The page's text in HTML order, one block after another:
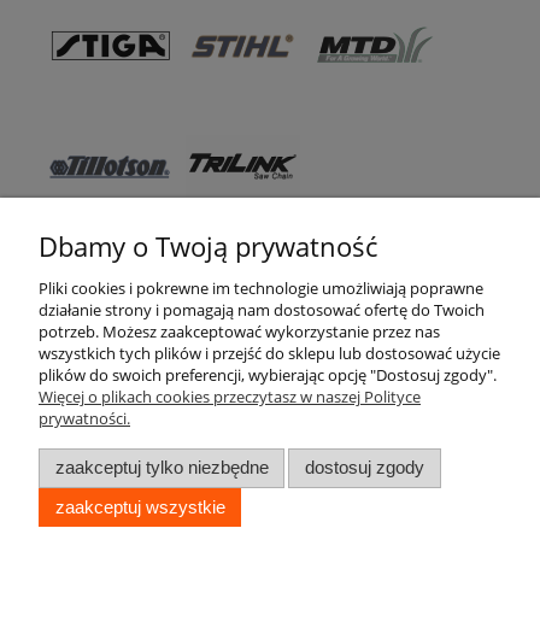
Pomoc
WSO TEXAS
Moje konto
Informacje
Dbamy o Twoją prywatność
Pliki cookies i pokrewne im technologie umożliwiają poprawne
działanie strony i pomagają nam dostosować ofertę do Twoich
potrzeb. Możesz zaakceptować wykorzystanie przez nas
wszystkich tych plików i przejść do sklepu lub dostosować użycie
plików do swoich preferencji, wybierając opcję "Dostosuj zgody".
Więcej o plikach cookies przeczytasz w naszej Polityce
prywatności.
zaakceptuj tylko niezbędne
dostosuj zgody
zaakceptuj wszystkie